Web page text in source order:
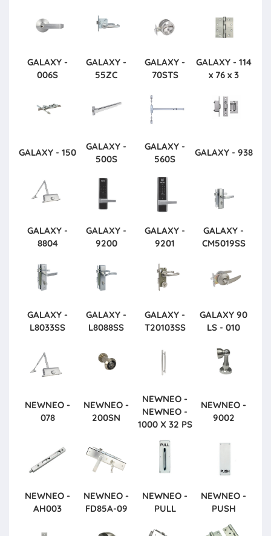
GALAXY -
006S
GALAXY -
55ZC
GALAXY -
70STS
GALAXY - 114
x 76 x 3
GALAXY - 150
GALAXY -
500S
GALAXY -
560S
GALAXY - 938
GALAXY -
8804
GALAXY -
9200
GALAXY -
9201
GALAXY -
CM5019SS
GALAXY -
L8033SS
GALAXY -
L8088SS
GALAXY -
T20103SS
GALAXY 90
LS - 010
NEWNEO -
078
NEWNEO -
200SN
NEWNEO -
NEWNEO -
1000 X 32 PS
NEWNEO -
9002
NEWNEO -
AH003
NEWNEO -
FD85A-09
NEWNEO -
PULL
NEWNEO -
PUSH